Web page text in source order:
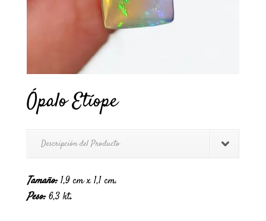
Ópalo Etíope
Descripción del Producto
Tamaño:1,9 cm x 1,1 cm.
Peso:6,3 kt.